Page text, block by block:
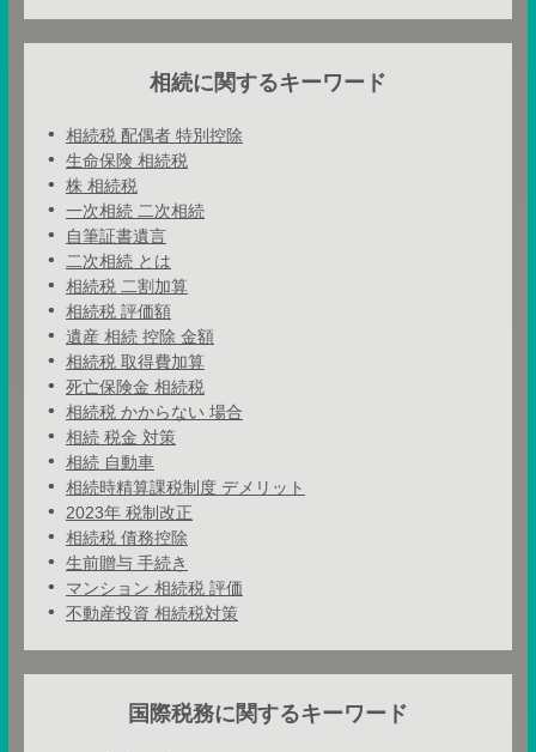
相続に関するキーワード
相続税 配偶者 特別控除
生命保険 相続税
株 相続税
一次相続 二次相続
自筆証書遺言
二次相続 とは
相続税 二割加算
相続税 評価額
遺産 相続 控除 金額
相続税 取得費加算
死亡保険金 相続税
相続税 かからない 場合
相続 税金 対策
相続 自動車
相続時精算課税制度 デメリット
2023年 税制改正
相続税 債務控除
生前贈与 手続き
マンション 相続税 評価
不動産投資 相続税対策
国際税務に関するキーワード